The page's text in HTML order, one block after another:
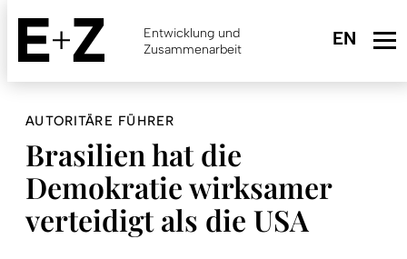
Skip
main
content
Entwicklung und
Zusammenarbeit
AUTORITÄRE FÜHRER
Brasilien hat die
Demokratie wirksamer
verteidigt als die USA